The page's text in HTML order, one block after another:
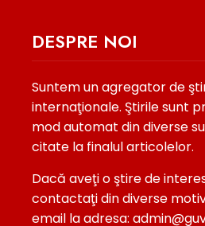
DESPRE NOI
Suntem un agregator de
internaţionale. Ştirile sunt
mod automat din diverse
citate la finalul articolelor.
Dacă aveţi o ştire de
contactaţi din diverse
email la adresa: